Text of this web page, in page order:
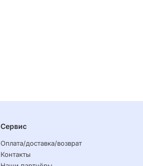
Сервис
Оплата/доставка/возврат
Контакты